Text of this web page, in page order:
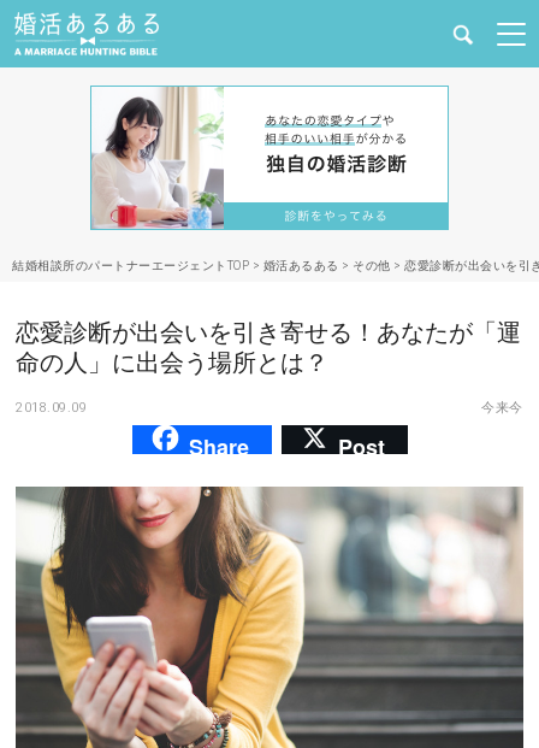
婚活と結婚
恋愛の悩み
合コン・街コン
マッチングアプリ
あるある
その他
ドキドキ
仕事とキャリア
結婚相談所のパートナーエージェントTOP > 婚活あるある > その他 > 恋愛診断が出会いを引
恋愛診断が出会いを引き寄せる！あなたが「運
命の人」に出会う場所とは？
2018.09.09 今来今
Share Post